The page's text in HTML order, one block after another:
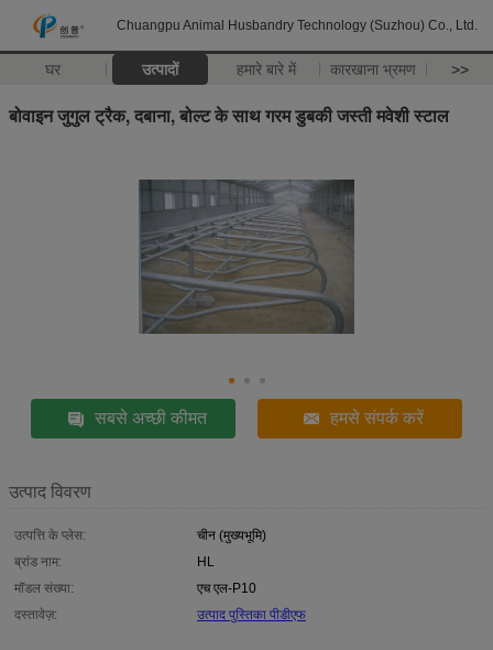
Chuangpu Animal Husbandry Technology (Suzhou) Co., Ltd.
घर उत्पादों हमारे बारे में कारखाना भ्रमण >>
बोवाइन जुगुल ट्रैक, दबाना, बोल्ट के साथ गरम डुबकी जस्ती मवेशी स्टाल
सबसे अच्छी कीमत हमसे संपर्क करें
उत्पाद विवरण
उत्पत्ति के प्लेस:
चीन (मुख्यभूमि)
ब्रांड नाम:
HL
मॉडल संख्या:
एच एल-P10
दस्तावेज़:
उत्पाद पुस्तिका पीडीएफ